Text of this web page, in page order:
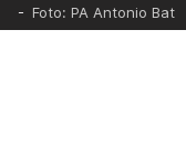
- Foto: PA Antonio Bat